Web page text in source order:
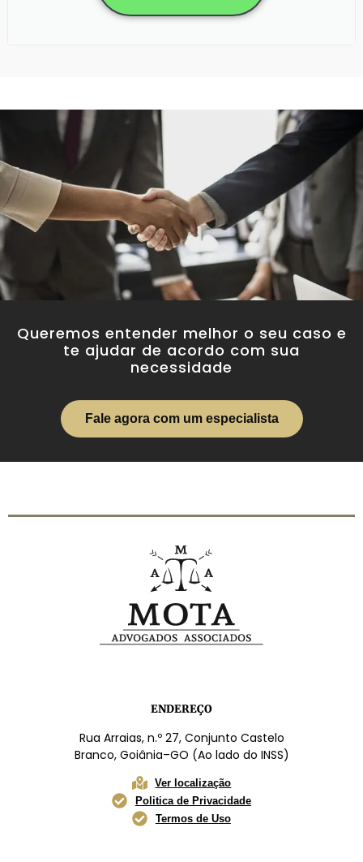
Queremos entender melhor o seu caso e
te ajudar de acordo com sua
necessidade
Fale agora com um especialista
ENDEREÇO
Rua Arraias, n.º 27, Conjunto Castelo
Branco, Goiânia–GO (Ao lado do INSS)
Ver localização
Politica de Privacidade
Termos de Uso